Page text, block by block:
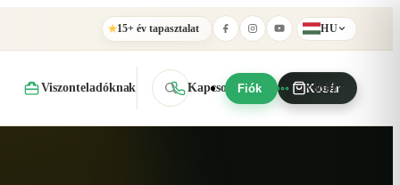
★15+ év tapasztalat HU
Viszonteladóknak Kapcsolat További
Fiók Kosár